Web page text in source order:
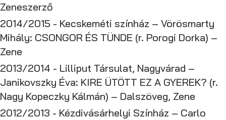
Zeneszerző
2014/2015 - Kecskeméti színház – Vörösmarty
Mihály: CSONGOR ÉS TÜNDE (r. Porogi Dorka) –
Zene
2013/2014 - Lilliput Társulat, Nagyvárad –
Janikovszky Éva: KIRE ÜTÖTT EZ A GYEREK? (r.
Nagy Kopeczky Kálmán) – Dalszöveg, Zene
2012/2013 - Kézdivásárhelyi Színház – Carlo